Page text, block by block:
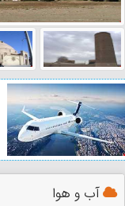
آب و هوا